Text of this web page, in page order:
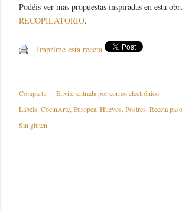
Podéis ver mas propuestas inspiradas en esta
RECOPILATORIO.
Imprime esta receta
Compartir
Enviar entrada por correo electrónico
Labels:CocinArte Europea Huevos Postres Receta
Sin gluten